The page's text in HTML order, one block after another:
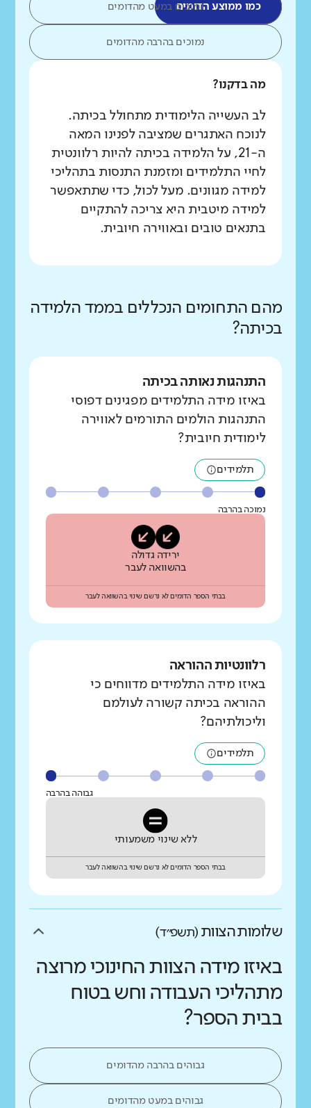
כמו ממוצע הדומיםנמוכים במעט מהדומים
נמוכים בהרבה מהדומים
מה בדקנו?
לב העשייה הלימודית מתחולל בכיתה.
לנוכח האתגרים שמציבה לפנינו המאה
ה-21, על הלמידה בכיתה להיות רלוונטית
לחיי התלמידים ומזמנת התנסות בתהליכי
למידה מגוונים. מעל לכול, כדי שתתאפשר
למידה מיטבית היא צריכה להתקיים
בתנאים טובים ובאווירה חיובית.
מהם התחומים הנכללים בממד הלמידה
בכיתה?
התנהגות נאותה בכיתה
באיזו מידה התלמידים מפגינים דפוסי
התנהגות הולמים התורמים לאווירה
לימודית חיובית?
תלמידים
נמוכה בהרבה
ירידה גדולה
בהשוואה לעבר
בבתי הספר הדומים לא נרשם שינוי בהשוואה לעבר
רלוונטיות ההוראה
באיזו מידה התלמידים מדווחים כי
ההוראה בכיתה קשורה לעולמם
וליכולתיהם?
תלמידים
גבוהה בהרבה
ללא שינוי משמעותי
בבתי הספר הדומים לא נרשם שינוי בהשוואה לעבר
שלומות הצוות (תשפ״ד)
באיזו מידה הצוות החינוכי מרוצה
מתהליכי העבודה וחש בטוח
בבית הספר?
גבוהים בהרבה מהדומים
גבוהים במעט מהדומים